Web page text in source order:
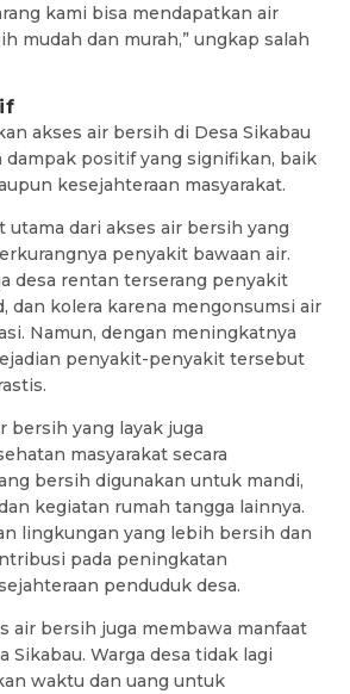
kami bisa mendapatkan air
mudah dan murah,” ungkap salah
akses air bersih di Desa Sikabau
positif yang signifikan, baik
kesejahteraan masyarakat.
utama dari akses air bersih yang
penyakit bawaan air.
desa rentan terserang penyakit
dan kolera karena mengonsumsi air
Namun, dengan meningkatnya
penyakit-penyakit tersebut
bersih yang layak juga
masyarakat secara
bersih digunakan untuk mandi,
kegiatan rumah tangga lainnya.
lingkungan yang lebih bersih dan
pada peningkatan
penduduk desa.
air bersih juga membawa manfaat
Sikabau. Warga desa tidak lagi
waktu dan uang untuk